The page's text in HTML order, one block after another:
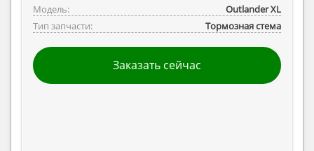
Модель:
Outlander ‎XL
Тип запчасти:
Тормозная стема
Заказать сейчас